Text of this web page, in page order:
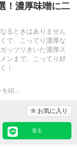
！濃厚味噌に二
るときはありません
で、こってり濃厚な
ッツリきいた濃厚ス
ンまで。こってり好
！
紹...
お気に入り
送る